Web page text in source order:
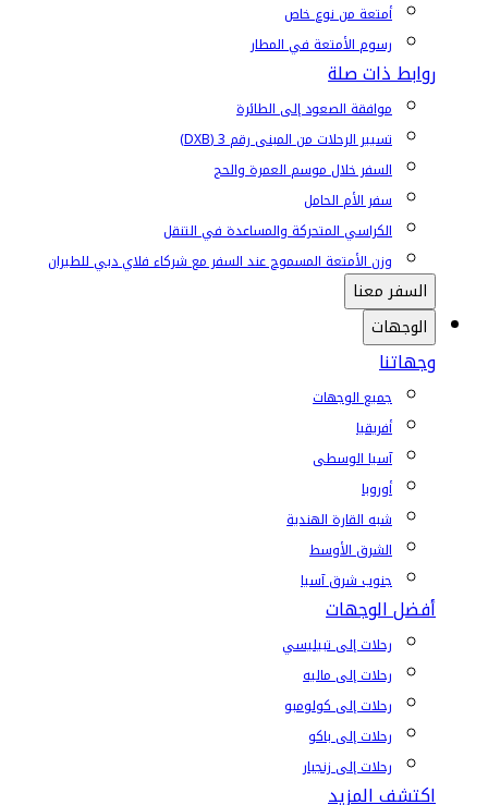
أمتعة من نوع خاص
رسوم الأمتعة في المطار
روابط ذات صلة
موافقة الصعود إلى الطائرة
تسيير الرحلات من المبنى رقم 3 (DXB)
السفر خلال موسم العمرة والحج
سفر الأم الحامل
الكراسي المتحركة والمساعدة في التنقل
وزن الأمتعة المسموح عند السفر مع شركاء فلاي دبي للطيران
السفر معنا
الوجهات
وجهاتنا
جميع الوجهات
أفريقيا
آسيا الوسطى
أوروبا
شبه القارة الهندية
الشرق الأوسط
جنوب شرق آسيا
أفضل الوجهات
رحلات إلى تبيليسي
رحلات إلى ماليه
رحلات إلى كولومبو
رحلات إلى باكو
رحلات إلى زنجبار
اكتشف المزيد